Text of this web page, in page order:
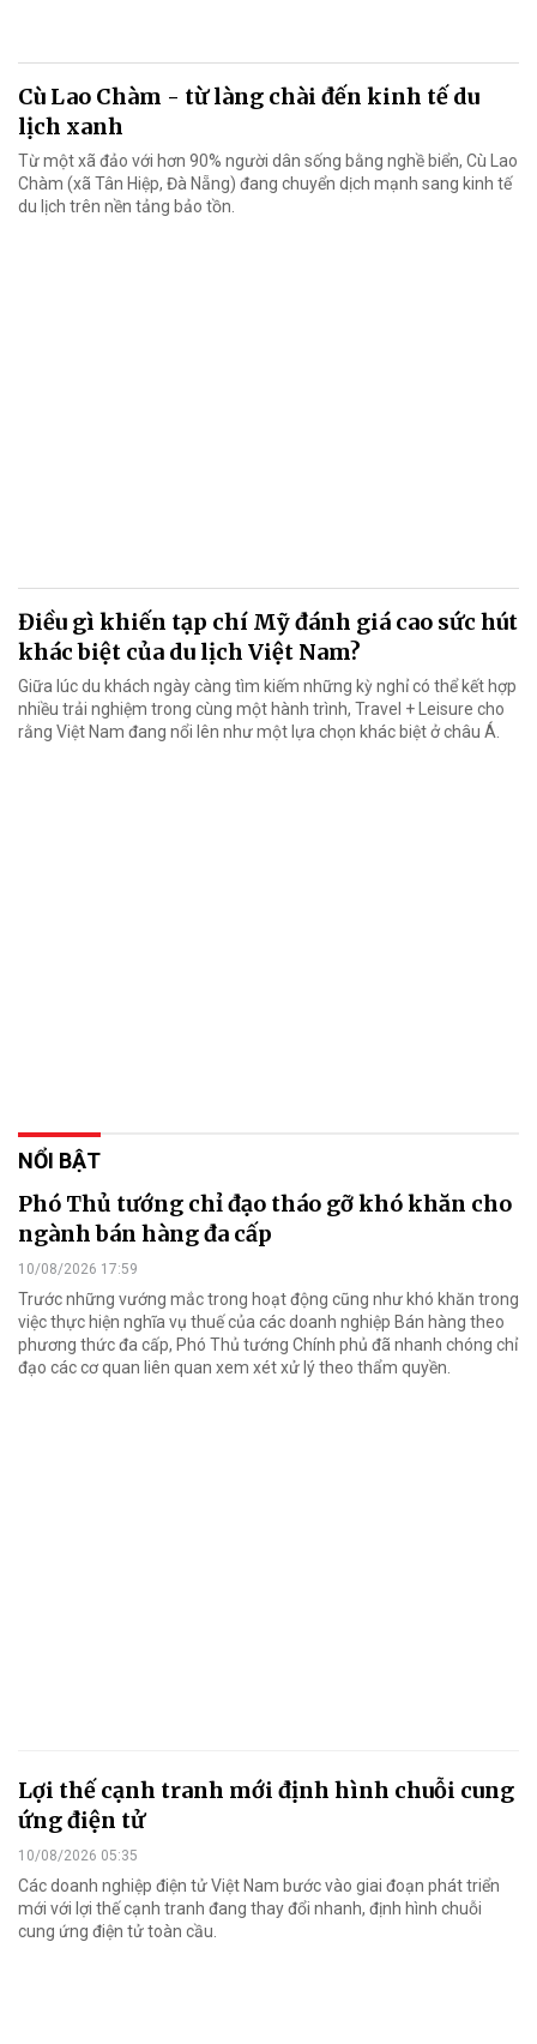
Cù Lao Chàm - từ làng chài đến kinh tế du
lịch xanh
Từ một xã đảo với hơn 90% người dân sống bằng nghề biển, Cù Lao
Chàm (xã Tân Hiệp, Đà Nẵng) đang chuyển dịch mạnh sang kinh tế
du lịch trên nền tảng bảo tồn.
Điều gì khiến tạp chí Mỹ đánh giá cao sức hút
khác biệt của du lịch Việt Nam?
Giữa lúc du khách ngày càng tìm kiếm những kỳ nghỉ có thể kết hợp
nhiều trải nghiệm trong cùng một hành trình, Travel + Leisure cho
rằng Việt Nam đang nổi lên như một lựa chọn khác biệt ở châu Á.
NỔI BẬT
Phó Thủ tướng chỉ đạo tháo gỡ khó khăn cho
ngành bán hàng đa cấp
10/08/2026 17:59
Trước những vướng mắc trong hoạt động cũng như khó khăn trong
việc thực hiện nghĩa vụ thuế của các doanh nghiệp Bán hàng theo
phương thức đa cấp, Phó Thủ tướng Chính phủ đã nhanh chóng chỉ
đạo các cơ quan liên quan xem xét xử lý theo thẩm quyền.
Lợi thế cạnh tranh mới định hình chuỗi cung
ứng điện tử
10/08/2026 05:35
Các doanh nghiệp điện tử Việt Nam bước vào giai đoạn phát triển
mới với lợi thế cạnh tranh đang thay đổi nhanh, định hình chuỗi
cung ứng điện tử toàn cầu.